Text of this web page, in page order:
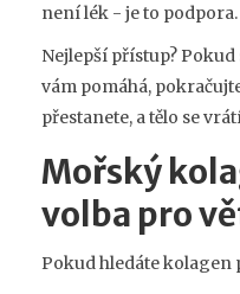
není lék - je to podpora.
Nejlepší přístup?
vám pomáhá,
přestanete, a tělo se
Mořský
volba pro
Pokud hledáte kolagen